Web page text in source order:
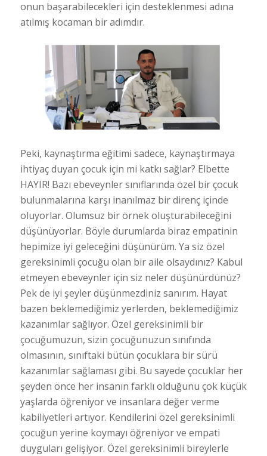
onun başarabilecekleri için desteklenmesi adına
atılmış kocaman bir adımdır.
Peki, kaynaştırma eğitimi sadece, kaynaştırmaya
ihtiyaç duyan çocuk için mi katkı sağlar? Elbette
HAYIR! Bazı ebeveynler sınıflarında özel bir çocuk
bulunmalarına karşı inanılmaz bir direnç içinde
oluyorlar. Olumsuz bir örnek oluşturabileceğini
düşünüyorlar. Böyle durumlarda biraz empatinin
hepimize iyi geleceğini düşünürüm. Ya siz özel
gereksinimli çocuğu olan bir aile olsaydınız? Kabul
etmeyen ebeveynler için siz neler düşünürdünüz?
Pek de iyi şeyler düşünmezdiniz sanırım. Hayat
bazen beklemediğimiz yerlerden, beklemediğimiz
kazanımlar sağlıyor. Özel gereksinimli bir
çocuğumuzun, sizin çocuğunuzun sınıfında
olmasının, sınıftaki bütün çocuklara bir sürü
kazanımlar sağlaması gibi. Bu sayede çocuklar her
şeyden önce her insanın farklı olduğunu çok küçük
yaşlarda öğreniyor ve insanlara değer verme
kabiliyetleri artıyor. Kendilerini özel gereksinimli
çocuğun yerine koymayı öğreniyor ve empati
duyguları gelişiyor. Özel gereksinimli bireylerle